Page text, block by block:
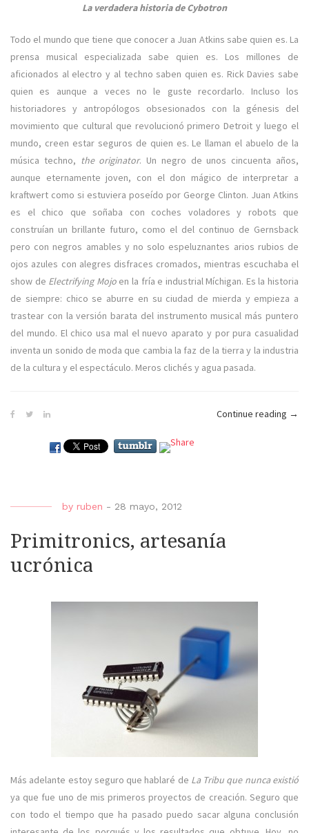
La verdadera historia de Cybotron
Todo el mundo que tiene que conocer a Juan Atkins sabe quien es. La
prensa musical especializada sabe quien es. Los millones de
aficionados al electro y al techno saben quien es. Rick Davies sabe
quien es aunque a veces no le guste recordarlo. Incluso los
historiadores y antropólogos obsesionados con la génesis del
movimiento que cultural que revolucionó primero Detroit y luego el
mundo, creen estar seguros de quien es. Le llaman el abuelo de la
música techno, the originator. Un negro de unos cincuenta años,
aunque eternamente joven, con el don mágico de interpretar a
kraftwert como si estuviera poseído por George Clinton. Juan Atkins
es el chico que soñaba con coches voladores y robots que
construían un brillante futuro, como el del continuo de Gernsback
pero con negros amables y no solo espeluznantes arios rubios de
ojos azules con alegres disfraces cromados, mientras escuchaba el
show de Electrifying Mojoen la fría e industrial Míchigan. Es la historia
de siempre: chico se aburre en su ciudad de mierda y empieza a
trastear con la versión barata del instrumento musical más puntero
del mundo. El chico usa mal el nuevo aparato y por pura casualidad
inventa un sonido de moda que cambia la faz de la tierra y la industria
de la cultura y el espectáculo. Meros clichés y agua pasada.
Continue reading →
by ruben - 28 mayo, 2012
Primitronics, artesanía
ucrónica
Más adelante estoy seguro que hablaré de La Tribu que nunca existió
ya que fue uno de mis primeros proyectos de creación. Seguro que
con todo el tiempo que ha pasado puedo sacar alguna conclusión